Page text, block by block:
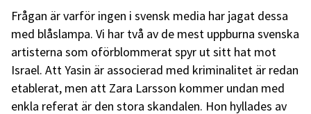
Frågan är varför ingen i svensk media har jagat dessa
med blåslampa. Vi har två av de mest uppburna svenska
artisterna som oförblommerat spyr ut sitt hat mot
Israel. Att Yasin är associerad med kriminalitet är redan
etablerat, men att Zara Larsson kommer undan med
enkla referat är den stora skandalen. Hon hyllades av